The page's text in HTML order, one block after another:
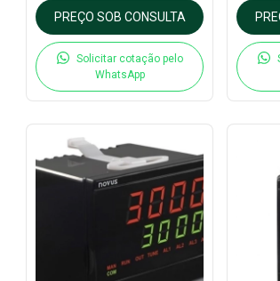
PREÇO SOB CONSULTA
Solicitar cotação pelo
WhatsApp